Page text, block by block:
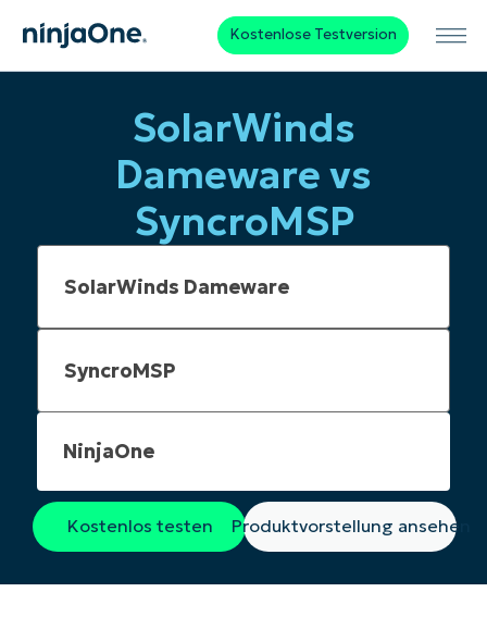
Kostenlose Testversion
SolarWinds
Dameware vs
SyncroMSP
NinjaOne
Kostenlos testen Produktvorstellung ansehen